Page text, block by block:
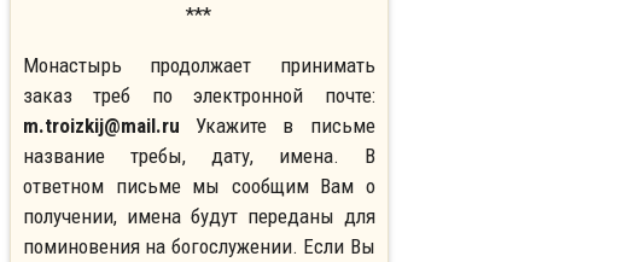
***
Монастырь продолжает принимать
заказ треб по электронной почте:
m.troizkij@mail.ru Укажите в письме
название требы, дату, имена. В
ответном письме мы сообщим Вам о
получении, имена будут переданы для
поминовения на богослужении. Если Вы